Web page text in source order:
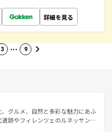
詳細を見る
3 … 9
グルメ、自然と多彩な魅力にあふ
遺跡やフィレンツェのルネッサンス